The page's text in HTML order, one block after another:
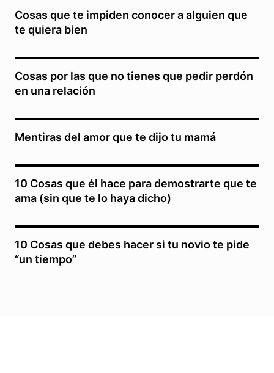
Cosas que te impiden conocer a alguien que
te quiera bien
Cosas por las que no tienes que pedir perdón
en una relación
Mentiras del amor que te dijo tu mamá
10 Cosas que él hace para demostrarte que te
ama (sin que te lo haya dicho)
10 Cosas que debes hacer si tu novio te pide
“un tiempo”